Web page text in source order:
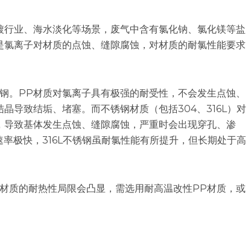
业、海水淡化等场景，废气中含有氯化钠、氯化镁等盐
离子对材质的点蚀、缝隙腐蚀，对材质的耐氯性能要求
。PP材质对氯离子具有极强的耐受性，不会发生点蚀、
导致结垢、堵塞。而不锈钢材质（包括304、316L）对
致基体发生点蚀、缝隙腐蚀，严重时会出现穿孔、渗
极快，316L不锈钢虽耐氯性能有所提升，但长期处于高
质的耐热性局限会凸显，需选用耐高温改性PP材质，或